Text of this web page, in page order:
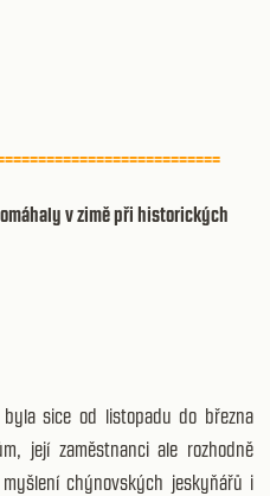
v zimě při historických
sice od listopadu do března
její zaměstnanci ale rozhodně
chýnovských jeskyňářů i